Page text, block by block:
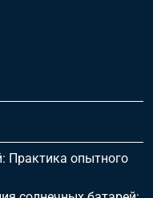
Практика опытного